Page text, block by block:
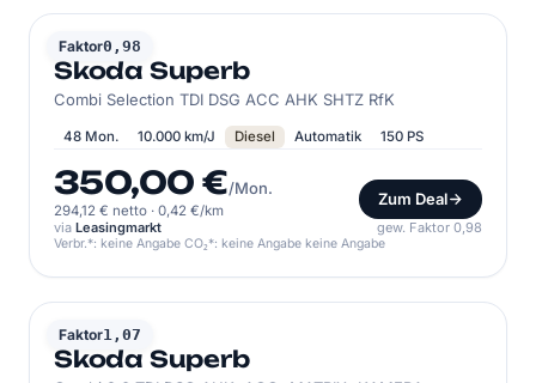
Faktor0,98
SKODA
Skoda Superb
Combi Selection TDI DSG ACC AHK SHTZ RfK
48 Mon. 10.000 km/J Diesel Automatik 150 PS
350,00 €/Mon.
294,12 € netto · 0,42 €/km
Zum Deal
via Leasingmarkt gew. Faktor 0,98
Verbr.*: keine Angabe CO₂*: keine Angabe keine Angabe
Faktor1,07
SKODA
Skoda Superb